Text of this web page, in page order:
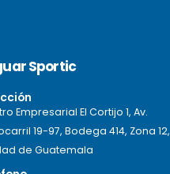
Sportic
Empresarial El Cortijo 1, Av.
19-97, Bodega 414, Zona 12,
de Guatemala